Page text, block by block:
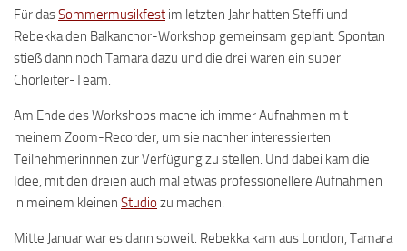
Für dasSommermusikfest im letzten Jahr hatten Steffi und
Rebekka den Balkanchor-Workshop gemeinsam geplant. Spontan
stieß dann noch Tamara dazu und die drei waren ein super
Chorleiter-Team.
Am Ende des Workshops mache ich immer Aufnahmen mit
meinem Zoom-Recorder, um sie nachher interessierten
Teilnehmerinnnen zur Verfügung zu stellen. Und dabei kam die
Idee, mit den dreien auch mal etwas professionellere Aufnahmen
in meinem kleinen Studio zu machen.
Mitte Januar war es dann soweit. Rebekka kam aus London, Tamara